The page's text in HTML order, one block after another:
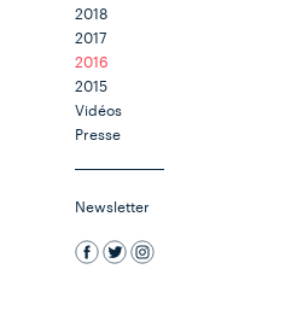
2018
2017
2016
2015
Vidéos
Presse
Newsletter